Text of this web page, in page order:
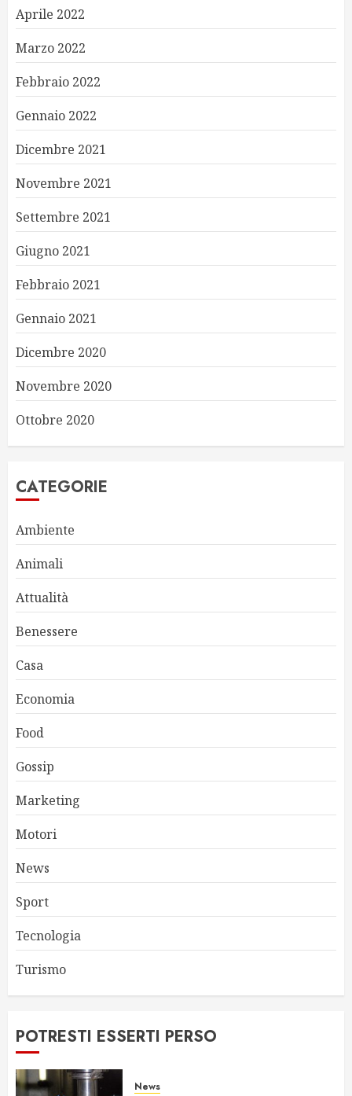
Aprile 2022
Marzo 2022
Febbraio 2022
Gennaio 2022
Dicembre 2021
Novembre 2021
Settembre 2021
Giugno 2021
Febbraio 2021
Gennaio 2021
Dicembre 2020
Novembre 2020
Ottobre 2020
CATEGORIE
Ambiente
Animali
Attualità
Benessere
Casa
Economia
Food
Gossip
Marketing
Motori
News
Sport
Tecnologia
Turismo
POTRESTI ESSERTI PERSO
News